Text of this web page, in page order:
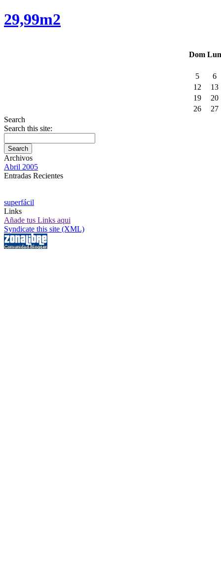
29,99m2
Dom Lun
5
6
12
13
19
20
26
27
Search
Search this site:
Archivos
Abril 2005
Entradas Recientes
superfácil
Links
Añade tus Links aqui
Syndicate this site (XML)